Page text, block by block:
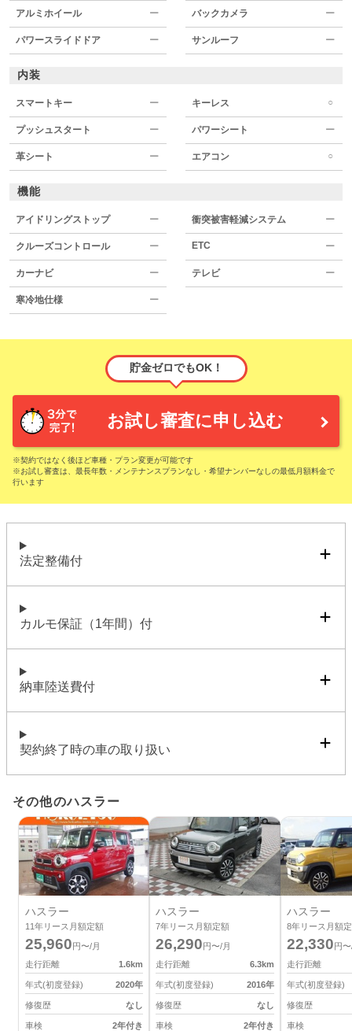
アルミホイール ー バックカメラ ー
パワースライドドア ー サンルーフ ー
内装
スマートキー ー キーレス ○
プッシュスタート ー パワーシート ー
革シート ー エアコン ○
機能
アイドリングストップ ー 衝突被害軽減システム ー
クルーズコントロール ー ETC ー
カーナビ ー テレビ ー
寒冷地仕様 ー
貯金ゼロでもOK！
お試し審査に申し込む
※契約ではなく後ほど車種・プラン変更が可能です
※お試し審査は、最長年数・メンテナンスプランなし・希望ナンバーなしの最低月額料金で
行います
法定整備付
カルモ保証（1年間）付
納車陸送費付
契約終了時の車の取り扱い
その他のハスラー
ハスラー
11年リース月額定額
25,960円〜/月
走行距離
1.6km
年式(初度登録) 2020年
修復歴 なし
車検 2年付き
ハスラー
7年リース月額定額
26,290円〜/月
走行距離
6.3km
年式(初度登録) 2016年
修復歴 なし
車検 2年付き
ハスラー
8年リース月額
22,330円
走行距離
年式(初度登録)
修復歴
車検